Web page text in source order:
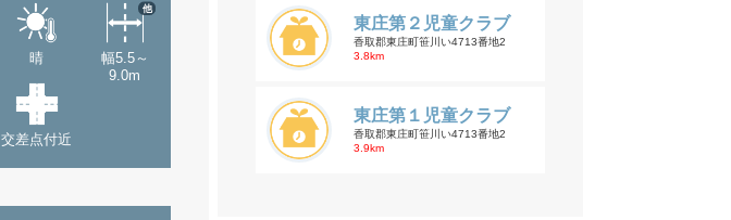
晴
幅5.5～
9.0m
他
交差点付近
東庄第２児童クラブ
香取郡東庄町笹川い4713番地2
3.8km
東庄第１児童クラブ
香取郡東庄町笹川い4713番地2
3.9km